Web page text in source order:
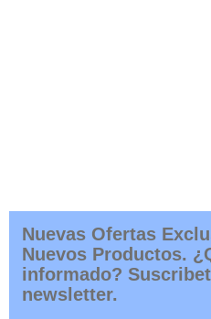
Nuevas Ofertas
Nuevos Productos.
informado?
newsletter.